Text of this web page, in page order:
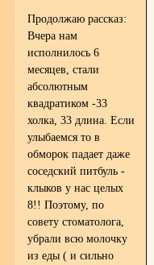
Продолжаю рассказ:
Вчера нам
исполнилось 6
месяцев, стали
абсолютным
квадратиком -33
холка, 33 длина. Если
улыбаемся то в
обморок падает даже
соседский питбуль -
клыков у нас целых
8!! Поэтому, по
совету стоматолога,
убрали всю молочку
из еды ( и сильно